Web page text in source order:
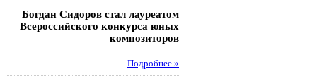
Богдан Сидоров стал лауреатом
Всероссийского конкурса юных
композиторов
Подробнее »